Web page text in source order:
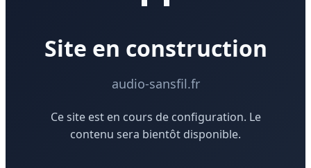
Site en construction
audio-sansfil.fr
Ce site est en cours de configuration. Le
contenu sera bientôt disponible.